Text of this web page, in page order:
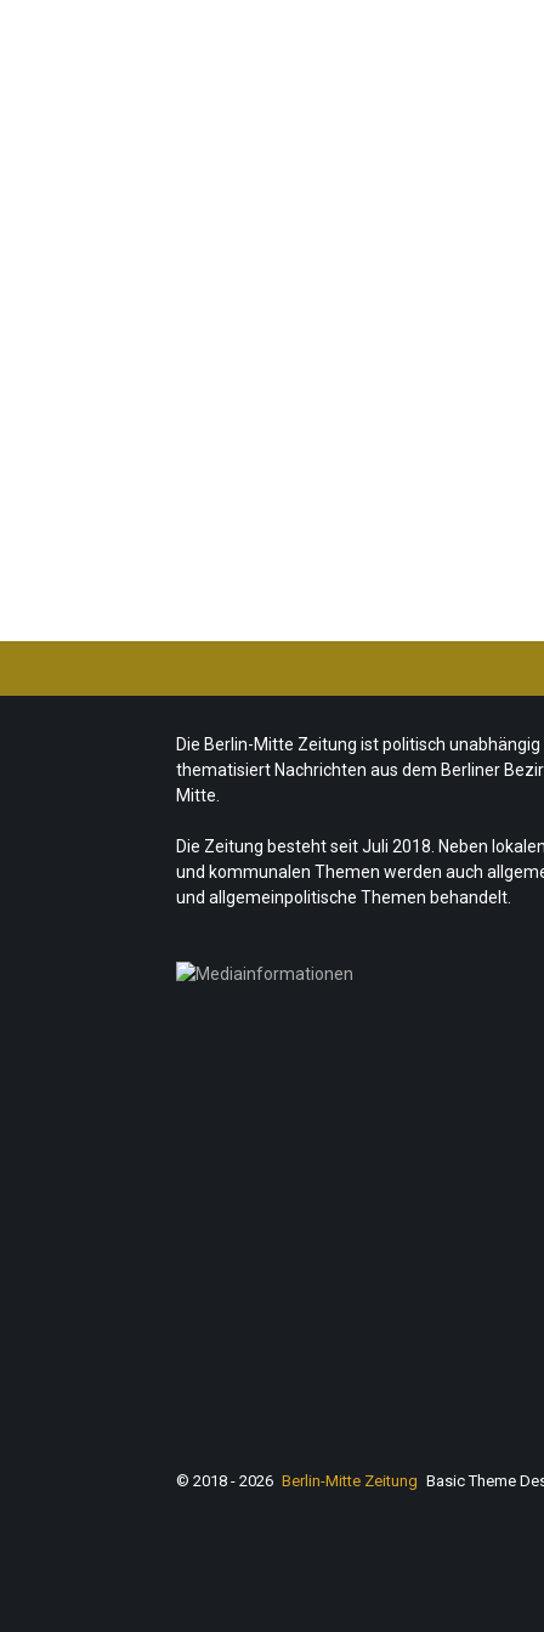
Die Berlin-Mitte Zeitung ist politisch unabhängig
thematisiert Nachrichten aus dem Berliner
Mitte.
Die Zeitung besteht seit Juli 2018. Neben lokalen
und kommunalen Themen werden auch
und allgemeinpolitische Themen behandelt.
© 2018 - 2026 Berlin-Mitte Zeitung Basic Theme